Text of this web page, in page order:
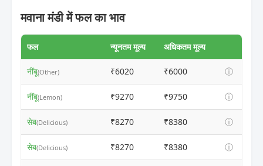
मवाना मंडी में फल का भाव
फल न्यूनतम मूल्य अधिकतम मूल्य
नींबू(Other) ₹6020 ₹6000 ⓘ
नींबू(Lemon) ₹9270 ₹9750 ⓘ
सेब(Delicious) ₹8270 ₹8380 ⓘ
सेब(Delicious) ₹8270 ₹8380 ⓘ